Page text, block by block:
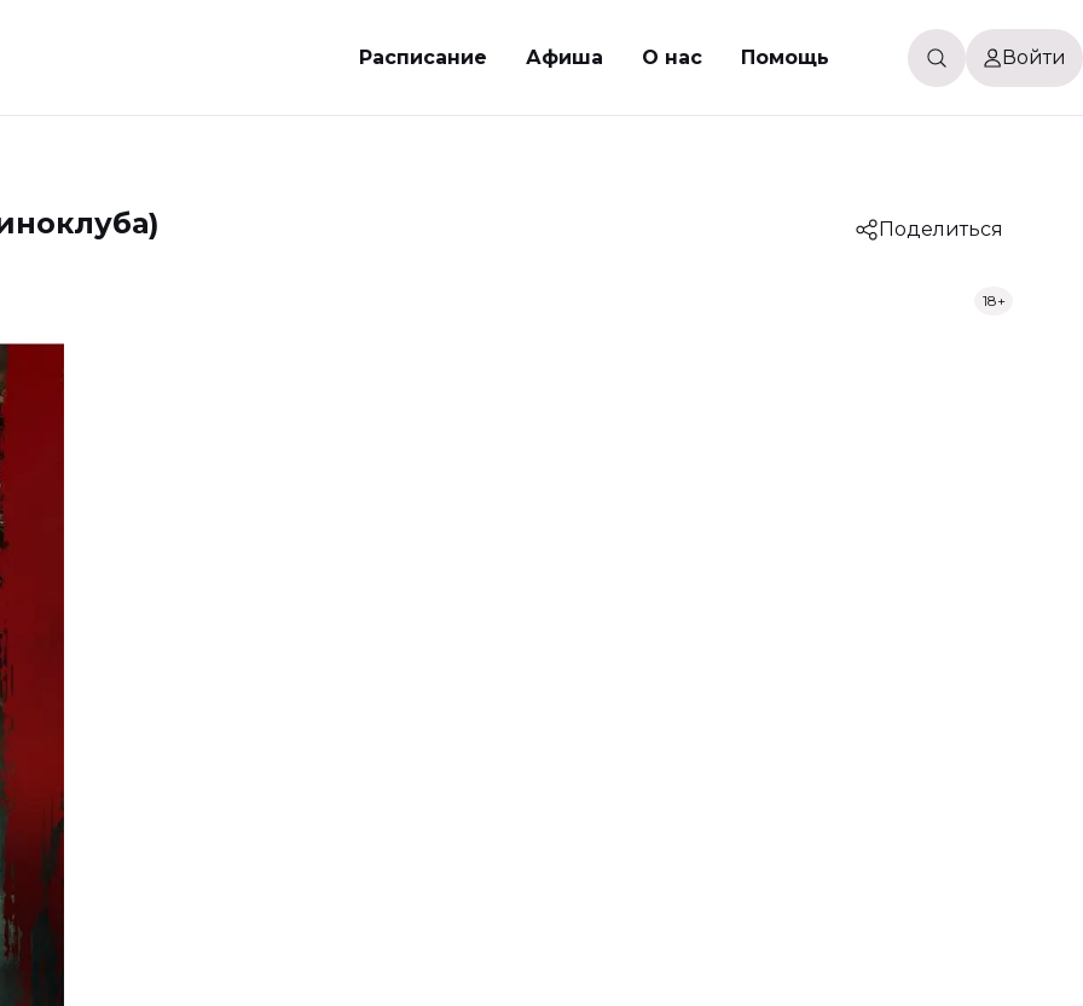
Расписание Афиша О нас Помощь Войти
Поделиться
18+